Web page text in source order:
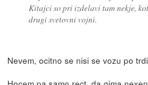
Kitajci so pri izdelavi tam nekje,
drugi svetovni vojni.
Nevem, ocitno se nisi se vozu po